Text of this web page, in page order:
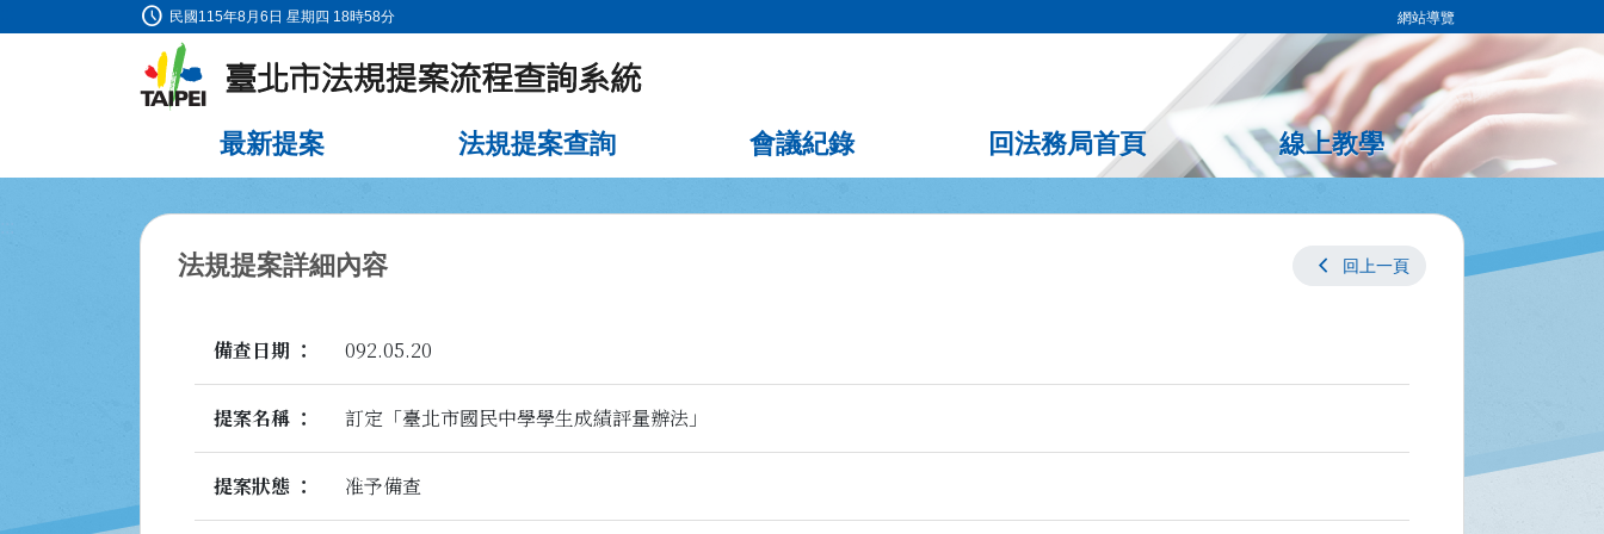
最新提案 法規提案查詢 會議紀錄 回法務局首頁 線上教學
schedule 民國115年8月6日 星期四 18時58分 網站導覽
法規提案詳細內容 chevron_left 回上一頁
備查日期 092.05.20
提案名稱 訂定「臺北市國民中學學生成績評量辦法」
提案狀態 准予備查